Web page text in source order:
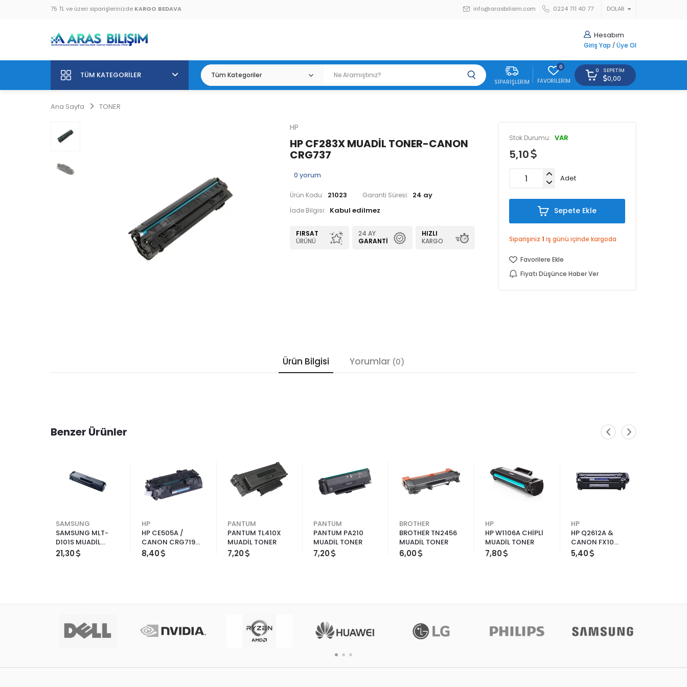
75 TL ve üzeri siparişlerinizde KARGO BEDAVA DOLAR
info@arasbilisim.com 0224 711 40 77
Hesabım
Giriş Yap / Üye Ol
TÜM KATEGORILER
SIPARIŞLERIM
0
FAVORILERIM
0 SEPETIM
0,00
Ana Sayfa TONER
HP
HP CF283X MUADİL TONER-CANON
CRG737
0 yorum
Ürün Kodu: 21023 Garanti Süresi: 24 ay
İade Bilgisi:
FIRSAT
ÜRÜNÜ
24 AY
GARANTI
HIZLI
KARGO
Stok Durumu: VAR
5,10
Adet
Sepete Ekle
Siparişiniz1 iş günü içinde kargoda
Favorilere Ekle
Fiyatı Düşünce Haber Ver
Ürün Bilgisi Yorumlar (0)
Benzer Ürünler
SAMSUNG
SAMSUNG MLT-
D101S MUADİL
TONER
21,30
HP
HP CE505A /
CANON CRG719
MUADİL TONER
8,40
PANTUM
PANTUM TL410X
MUADİL TONER
7,20
PANTUM
PANTUM PA210
MUADİL TONER
7,20
BROTHER
BROTHER TN2456
MUADİL TONER
6,00
HP
HP W1106A CHİPLİ
MUADİL TONER
7,80
HP
HP Q2612A &
CANON FX10
MUADİL TONER
5,40